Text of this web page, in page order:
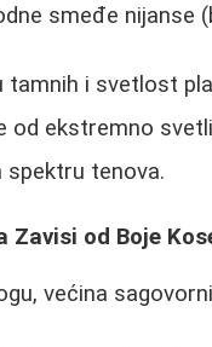
smeđe nijanse
tamnih i svetlost
od ekstremno
spektru tenova.
Zavisi od Boje
većina